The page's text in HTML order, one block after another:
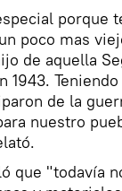
porque
poco mas
de aquella
1943.
de la
nuestro
que "todavía